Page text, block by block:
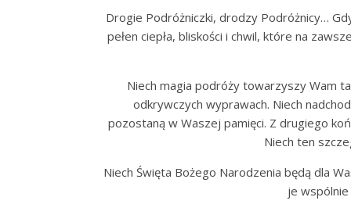
Drogie Podróżniczki, drodzy Podróżnicy…
pełen ciepła, bliskości i chwil, które na
Niech magia podróży towarzyszy Wam
odkrywczych wyprawach. Niech
pozostaną w Waszej pamięci. Z drugiego
Niech ten
Niech Święta Bożego Narodzenia będą dla
je